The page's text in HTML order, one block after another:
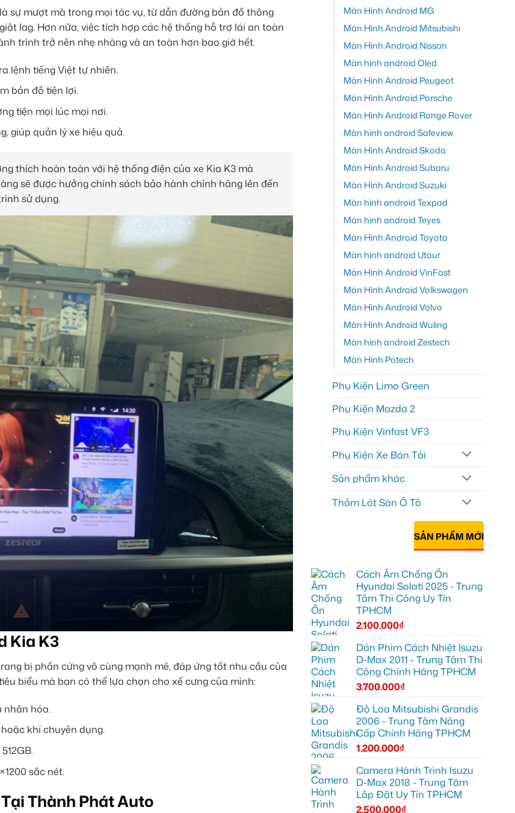
sự mượt mà trong mọi tác vụ, từ dẫn đường bản đồ thông
lag. Hơn nữa, việc tích hợp các hệ thống hỗ trợ lái an toàn
trình trở nên nhẹ nhàng và an toàn hơn bao giờ hết.
lệnh tiếng Việt tự nhiên.
bản đồ tiện lợi.
tiện mọi lúc mọi nơi.
giúp quản lý xe hiệu quả.
thích hoàn toàn với hệ thống điện của xe Kia K3 mà
sẽ được hưởng chính sách bảo hành chính hãng lên đến
sử dụng.
Kia K3
bị phần cứng vô cùng mạnh mẽ, đáp ứng tốt nhu cầu của
biểu mà bạn có thể lựa chọn cho xế cưng của mình:
nhân hóa.
khí chuyên dụng.
sắc nét.
Thành Phát Auto
Màn Hình Android MG
Màn Hình Android Mitsubishi
Màn Hình Android Nissan
Màn hình android Oled
Màn Hình Android Peugeot
Màn Hình Android Porsche
Màn Hình Android Range Rover
Màn hình android Safeview
Màn Hình Android Skoda
Màn Hình Android Subaru
Màn Hình Android Suzuki
Màn hình android Texpad
Màn hình android Teyes
Màn Hình Android Toyota
Màn hình android Utour
Màn Hình Android VinFast
Màn Hình Android Volkswagen
Màn Hình Android Volvo
Màn Hình Android Wuling
Màn hình android Zestech
Màn Hình Potech
Phụ Kiện Limo Green
Phụ Kiện Mazda 2
Phụ Kiện Vinfast VF3
Phụ Kiện Xe Bán Tải
Sản phẩm khác
Thảm Lót Sàn Ô Tô
SẢN PHẨM MỚI
Cách Âm Chống Ồn
Hyundai Solati 2025 - Trung
Tâm Thi Công Uy Tín
TPHCM
2.100.000₫
Dán Phim Cách Nhiệt Isuzu
D-Max 2011 - Trung Tâm Thi
Công Chính Hãng TPHCM
3.700.000₫
Độ Loa Mitsubishi Grandis
2006 - Trung Tâm Nâng
Cấp Chính Hãng TPHCM
1.200.000₫
Camera Hành Trình Isuzu
D-Max 2018 - Trung Tâm
Lắp Đặt Uy Tín TPHCM
2.500.000₫